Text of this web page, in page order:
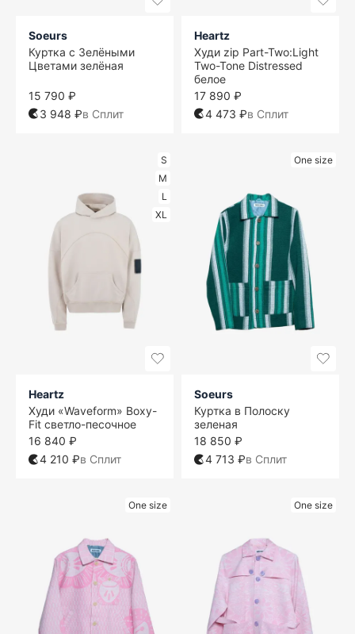
Soeurs
Куртка с Зелёными
Цветами зелёная
15 790 ₽
3 948 ₽в Сплит
Heartz
Худи zip Part-Two:Light
Two-Tone Distressed
белое
17 890 ₽
4 473 ₽в Сплит
S
M
L
XL
Heartz
Худи «Waveform» Boxy-
Fit светло-песочное
16 840 ₽
4 210 ₽в Сплит
One size
Soeurs
Куртка в Полоску
зеленая
18 850 ₽
4 713 ₽в Сплит
One size One size